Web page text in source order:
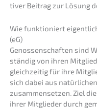
ti­ver Beitrag zur Lösung
Wie funktio­niert
(eG)
Genos­sen­schaf­ten sind
stän­dig von ihren
gleich­zei­tig für ihre
sich dabei aus
zusam­men­set­zen. Ziel
ihrer Mitglie­der durch